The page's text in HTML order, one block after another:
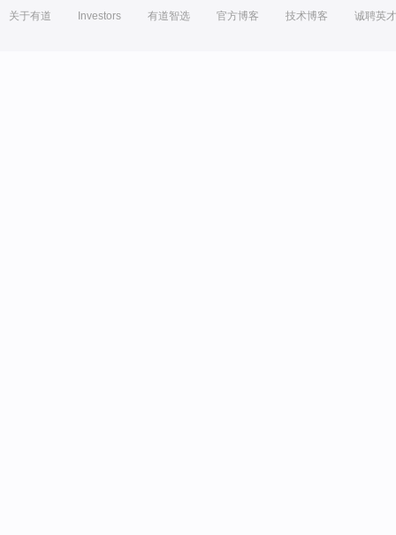
关于有道 Investors 有道智选 官方博客 技术博客 诚聘英才